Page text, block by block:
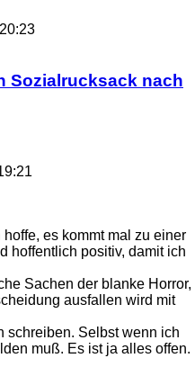
Sozialrucksack nach
es kommt mal zu einer
hoffentlich positiv, damit ich
Sachen der blanke Horror,
ausfallen wird mit
schreiben. Selbst wenn ich
muß. Es ist ja alles offen.